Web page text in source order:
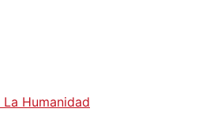
La Humanidad